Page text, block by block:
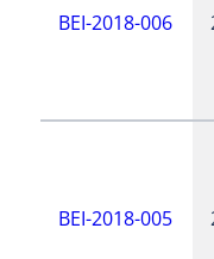
BEI-2018-006
BEI-2018-005